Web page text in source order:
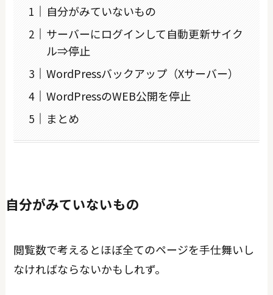
自分がみていないもの
サーバーにログインして自動更新サイク
ル⇒停止
WordPressバックアップ（Xサーバー）
WordPressのWEB公開を停止
まとめ
自分がみていないもの
閲覧数で考えるとほぼ全てのページを手仕舞いし
なければならないかもしれず。